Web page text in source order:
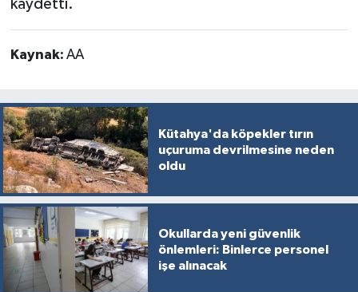
kaydetti.
Kaynak: AA
Kütahya'da köpekler tırın
uçuruma devrilmesine neden
oldu
Okullarda yeni güvenlik
önlemleri: Binlerce personel
işe alınacak